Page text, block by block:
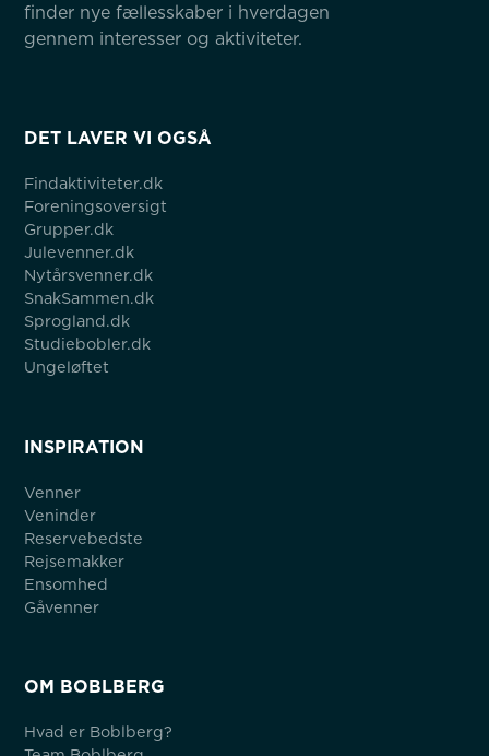
finder nye fællesskaber i hverdagen
gennem interesser og aktiviteter.
DET LAVER VI OGSÅ
Findaktiviteter.dk
Foreningsoversigt
Grupper.dk
Julevenner.dk
Nytårsvenner.dk
SnakSammen.dk
Sprogland.dk
Studiebobler.dk
Ungeløftet
INSPIRATION
Venner
Veninder
Reservebedste
Rejsemakker
Ensomhed
Gåvenner
OM BOBLBERG
Hvad er Boblberg?